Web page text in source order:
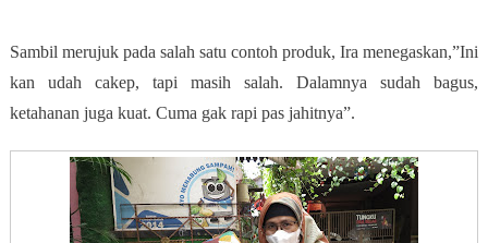
Sambil merujuk pada salah satu contoh produk, Ira menegaskan,”Ini
kan udah cakep, tapi masih salah. Dalamnya sudah bagus,
ketahanan juga kuat. Cuma gak rapi pas jahitnya”.